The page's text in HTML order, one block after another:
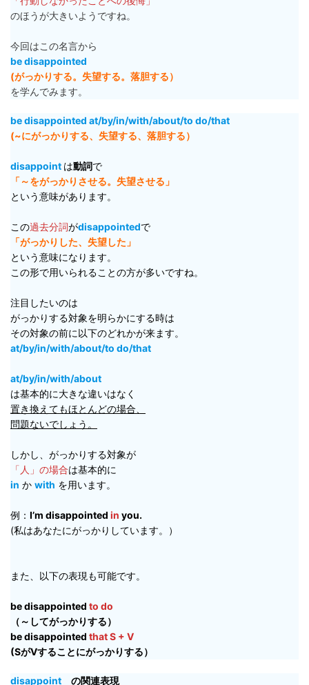
のほうが大きいようですね。
今回はこの名言から
be disappointed
(がっかりする。失望する。落胆する）
を学んでみます。
be disappointed at/by/in/with/about/to do/that
(~にがっかりする、失望する、落胆する）
disappoint は動詞で
「～をがっかりさせる。失望させる」
という意味があります。
この過去分詞がdisappointedで
「がっかりした、失望した」
という意味になります。
この形で用いられることの方が多いですね。
注目したいのは
がっかりする対象を明らかにする時は
その対象の前に以下のどれかが来ます。
at/by/in/with/about/to do/that
at/by/in/with/about
は基本的に大きな違いはなく
置き換えてもほとんどの場合、
問題ないでしょう。
しかし、がっかりする対象が
「人」の場合は基本的に
in か with を用います。
例： I’m disappointed in you.
(私はあなたにがっかりしています。）
また、以下の表現も可能です。
be disappointed to do
（～してがっかりする）
be disappointed that S + V
(SがVすることにがっかりする）
disappoint の関連表現